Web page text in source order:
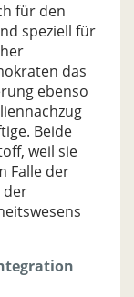
für den
speziell für
das
ebenso
Beide
weil sie
Falle der
der